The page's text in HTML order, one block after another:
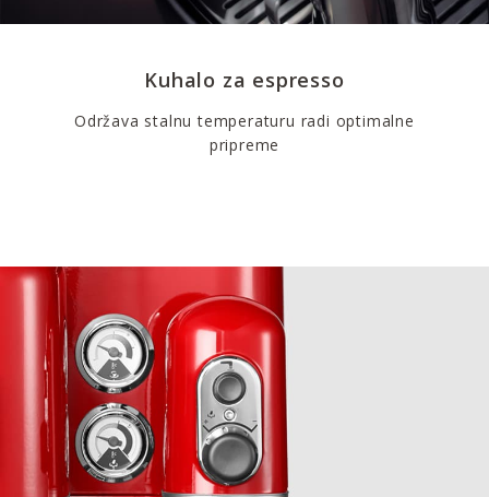
Kuhalo za espresso
Održava stalnu temperaturu radi optimalne
pripreme